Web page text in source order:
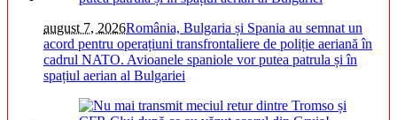
august 7, 2026România, Bulgaria și Spania au semnat un
acord pentru operațiuni transfrontaliere de poliție aeriană în
cadrul NATO. Avioanele spaniole vor putea patrula și în
spațiul aerian al Bulgariei